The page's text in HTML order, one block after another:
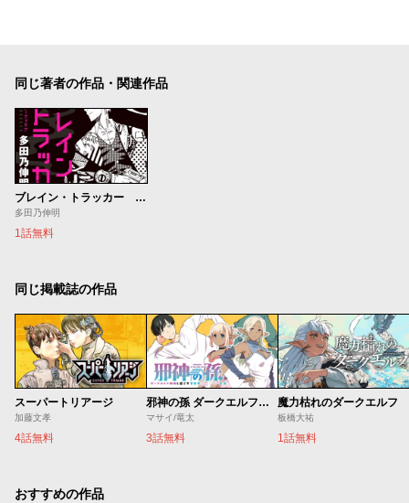
同じ著者の作品・関連作品
ブレイン・トラッカー リピート・ユーフォリア
多田乃伸明
1話無料
同じ掲載誌の作品
スーパートリアージ
加藤文孝
4話無料
邪神の孫 ダークエルフ姉妹と過ごす異世界引きこもり生活
マサイ/竜太
3話無料
魔力枯れのダークエルフ
板橋大祐
1話無料
おすすめの作品